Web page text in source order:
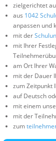
zielgerichtet
aus 1042
anpassen und
mit der
mit Ihrer
am Ort Ihrer
mit der Dauer
zum Zeitpunkt
auf Deutsch
mit einem
mit der
zum